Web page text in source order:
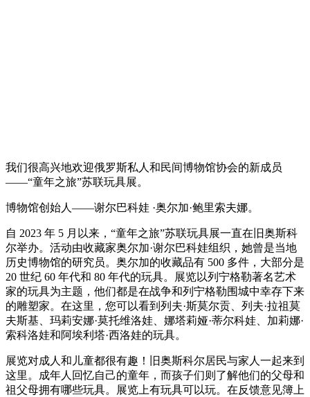
我们很高兴地欢迎俄罗斯私人和民间博物馆协会的新成员
——“童年之旅”苏联玩具展。
博物馆创始人——谢尔巴科娃 ·奥尔加·鲍里索夫娜。
自 2023 年 5 月以来，“童年之旅”苏联玩具展一直在旧奥斯科
尔举办。活动由收藏家奥尔加·谢尔巴科娃组织，她曾是当地
历史博物馆的研究员。奥尔加的收藏品有 500 多件，大部分是
20 世纪 60 年代和 80 年代的玩具。展览以列宁格勒著名艺术
家的玩具为主题，他们都是在战争和列宁格勒围城中幸存下来
的雕塑家。在这里，您可以看到列夫·斯莫尔贡、列夫·拉祖莫
夫斯基、玛莉安娜·莫托维洛娃、娜塔莉娅·蒂尔科娃、加莉娜·
索科洛娃和阿埃利塔·西洛娃的玩具。
展览对成人和儿童都很有趣！旧奥斯科尔居民与家人一起来到
这里。成年人回忆自己的童年，而孩子们则了解他们的父母和
祖父母拥有哪些玩具。展览上有玩具可以玩。在反馈意见簿上